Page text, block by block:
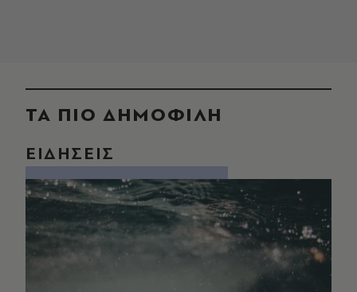
ΤΑ ΠΙΟ ΔΗΜΟΦΙΛΗ
ΕΙΔΗΣΕΙΣ